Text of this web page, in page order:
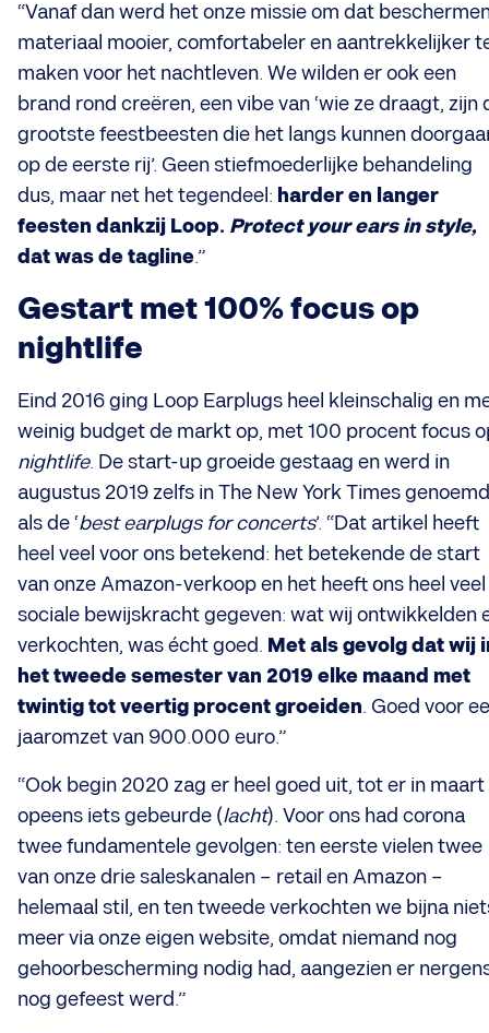
“Vanaf dan werd het onze missie om dat
materiaal mooier, comfortabeler en aantrekkelijker
maken voor het nachtleven. We wilden er ook een
brand rond creëren, een vibe van ‘wie ze draagt, zijn
grootste feestbeesten die het langs kunnen
op de eerste rij’. Geen stiefmoederlijke behandeling
dus, maar net het tegendeel: harder en langer
feesten dankzij Loop. Protect your ears in style,
dat was de tagline.”
Gestart met 100% focus op
nightlife
Eind 2016 ging Loop Earplugs heel kleinschalig en
weinig budget de markt op, met 100 procent focus
nightlife. De start-up groeide gestaag en werd in
augustus 2019 zelfs in The New York Times genoemd
als de ‘best earplugs for concerts’. “Dat artikel heeft
heel veel voor ons betekend: het betekende de start
van onze Amazon-verkoop en het heeft ons heel veel
sociale bewijskrachtgegeven: wat wij ontwikkelden
verkochten, was écht goed. Met als gevolg dat wij
het tweede semester van 2019 elke maand met
twintig tot veertig procent groeiden. Goed voor
jaaromzet van 900.000 euro.”
“Ook begin 2020 zag er heel goed uit, tot er in maart
opeens iets gebeurde (lacht). Voor ons had corona
twee fundamentele gevolgen: ten eerste vielen twee
van onze drie saleskanalen – retail en Amazon –
helemaal stil, en ten tweede verkochten we bijna
meer via onze eigen website, omdat niemand nog
gehoorbescherming nodig had, aangezien er
nog gefeest werd.”